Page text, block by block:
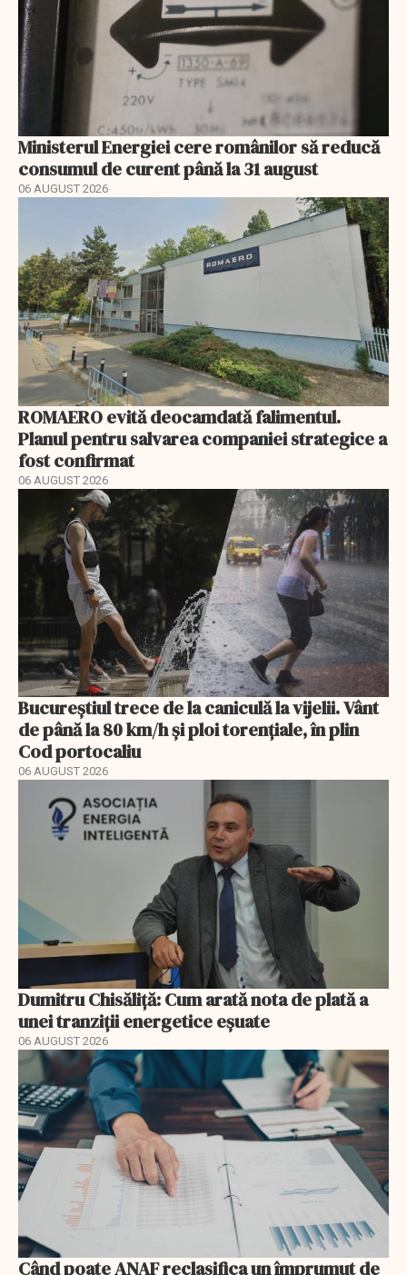
Ministerul Energiei cere românilor să reducă
consumul de curent până la 31 august
06 AUGUST 2026
ROMAERO evită deocamdată falimentul.
Planul pentru salvarea companiei strategice a
fost confirmat
06 AUGUST 2026
Bucureștiul trece de la caniculă la vijelii. Vânt
de până la 80 km/h și ploi torențiale, în plin
Cod portocaliu
06 AUGUST 2026
Dumitru Chisăliță: Cum arată nota de plată a
unei tranziții energetice eșuate
06 AUGUST 2026
Când poate ANAF reclasifica un împrumut de